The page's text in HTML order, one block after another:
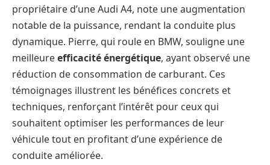
propriétaire d’une Audi A4, note une augmentation
notable de la puissance, rendant la conduite plus
dynamique. Pierre, qui roule en BMW, souligne une
meilleureefficacité énergétique, ayant observé une
réduction de consommation de carburant. Ces
témoignages illustrent les bénéfices concrets et
techniques, renforçant l’intérêt pour ceux qui
souhaitent optimiser les performances de leur
véhicule tout en profitant d’une expérience de
conduite améliorée.